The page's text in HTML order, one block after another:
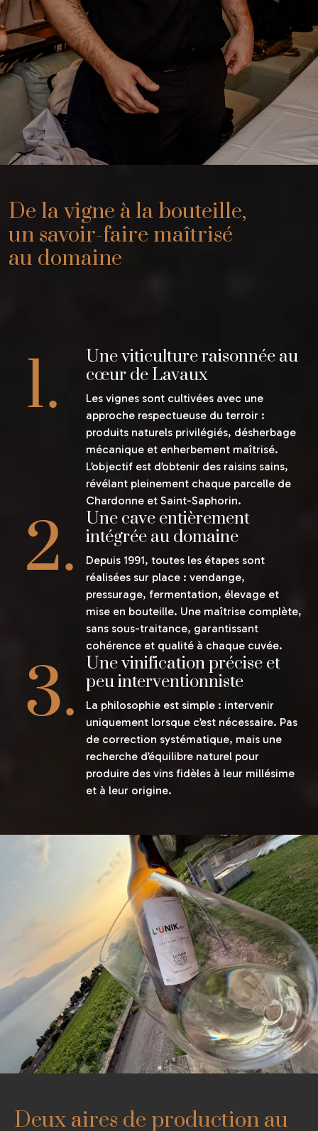
De la vigne à la bouteille,
un savoir-faire maîtrisé
au domaine
Une viticulture raisonnée au
cœur de Lavaux
Les vignes sont cultivées avec une
approche respectueuse du terroir :
produits naturels privilégiés, désherbage
mécanique et enherbement maîtrisé.
L’objectif est d’obtenir des raisins sains,
révélant pleinement chaque parcelle de
Chardonne et Saint-Saphorin.
Une cave entièrement
intégrée au domaine
Depuis 1991, toutes les étapes sont
réalisées sur place : vendange,
pressurage, fermentation, élevage et
mise en bouteille. Une maîtrise complète,
sans sous-traitance, garantissant
cohérence et qualité à chaque cuvée.
Une vinification précise et
peu interventionniste
La philosophie est simple : intervenir
uniquement lorsque c’est nécessaire. Pas
de correction systématique, mais une
recherche d’équilibre naturel pour
produire des vins fidèles à leur millésime
et à leur origine.
Deux aires de production au